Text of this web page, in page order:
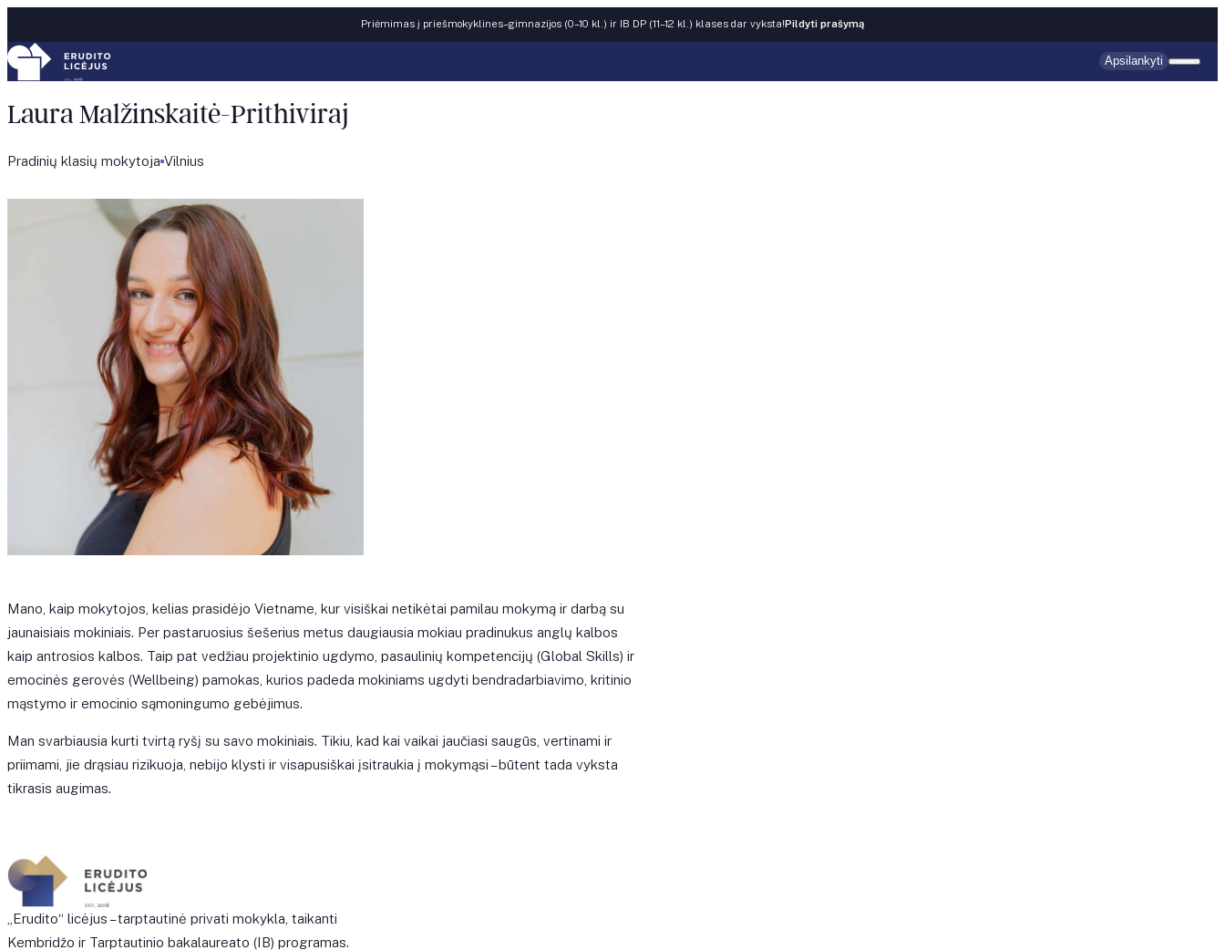
Priėmimas į priešmokyklines–gimnazijos (0–10 kl.) ir IB DP (11–12 kl.) klases dar vyksta!Pildyti prašymą
Apsilankyti
Laura Malžinskaitė-Prithiviraj
Pradinių klasių mokytoja Vilnius
Mano, kaip mokytojos, kelias prasidėjo Vietname, kur visiškai netikėtai pamilau mokymą ir darbą su
jaunaisiais mokiniais. Per pastaruosius šešerius metus daugiausia mokiau pradinukus anglų kalbos
kaip antrosios kalbos. Taip pat vedžiau projektinio ugdymo, pasaulinių kompetencijų (Global Skills) ir
emocinės gerovės (Wellbeing) pamokas, kurios padeda mokiniams ugdyti bendradarbiavimo, kritinio
mąstymo ir emocinio sąmoningumo gebėjimus.
Man svarbiausia kurti tvirtą ryšį su savo mokiniais. Tikiu, kad kai vaikai jaučiasi saugūs, vertinami ir
priimami, jie drąsiau rizikuoja, nebijo klysti ir visapusiškai įsitraukia į mokymąsi – būtent tada vyksta
tikrasis augimas.
„Erudito“ licėjus – tarptautinė privati mokykla, taikanti
Kembridžo ir Tarptautinio bakalaureato (IB) programas.